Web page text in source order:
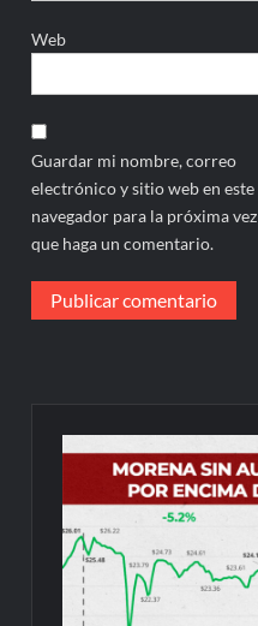
Web
Guardar mi nombre, correo
electrónico y sitio web en este
navegador para la próxima vez
que haga un comentario.